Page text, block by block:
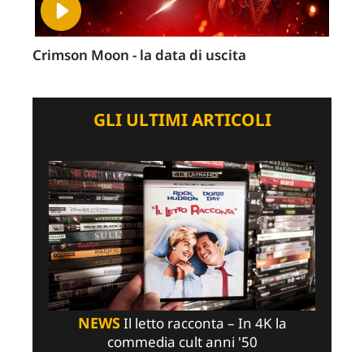
Crimson Moon - la data di uscita
GLI ULTIMI ARTICOLI
NEWSIl letto racconta – In 4K la
commedia cult anni '50